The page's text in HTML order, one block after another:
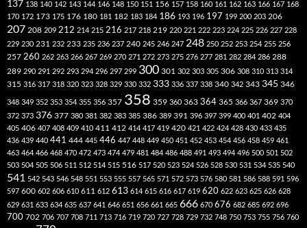
137 138 140 142 143 144 146 148 150 151 156 157 158 160 161 162 163 166 167 168
170 172 173 175 176 180 181 182 183 184 186 193 196 197 199 200 203 206
207 208 209 212 214 215 216 217 218 219 220 221 222 223 224 225 226 227 228
229 230 231 232 233 235 236 237 240 245 246 247 248 250 252 253 254 255 256
257 260 262 263 266 267 269 270 271 272 273 275 276 277 281 282 284 286 288
289 290 291 292 293 294 296 297 299 300 301 302 303 305 306 308 310 313 314
315 316 317 318 320 323 328 329 330 332 333 336 337 338 340 342 343 345 346
348 349 352 353 354 355 356 357 358 359 360 363 364 365 366 367 369 370
372 373 376 377 380 381 382 383 385 386 389 391 396 397 399 400 401 402 404
405 406 407 408 409 410 411 412 414 417 419 420 421 422 424 428 430 433 435
436 439 440 441 444 445 446 447 448 449 450 451 452 453 454 456 458 459 461
463 464 466 468 470 472 473 474 479 481 484 486 488 491 493 494 496 500 501 502
503 504 505 506 511 512 514 515 516 517 520 523 524 526 528 530 531 534 535 540
541 542 543 546 548 551 553 555 557 565 571 572 573 576 580 581 586 588 591 596
597 600 602 606 610 611 612 613 614 615 616 617 619 620 622 623 625 626 628
629 631 633 634 635 637 641 646 651 656 661 665 666 670 676 682 685 692 696
700 702 706 707 708 711 713 716 719 720 727 728 729 732 748 750 753 755 756 760